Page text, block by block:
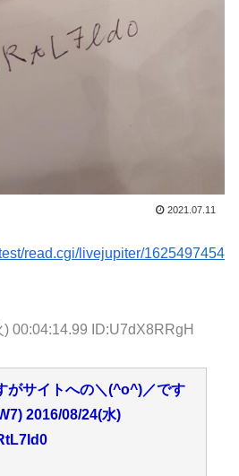
2021.07.11
read.cgi/livejupiter/1625497454
) 00:04:14.99 ID:U7dX8RRgH
がサイトへの＼(^o^)／です
2016/08/24(水)